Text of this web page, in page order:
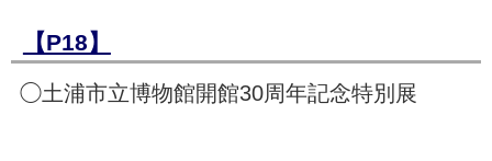
【P18】
◯土浦市立博物館開館30周年記念特別展